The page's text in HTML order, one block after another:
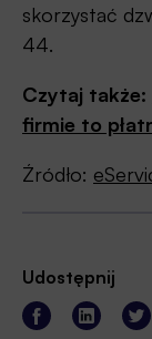
skorzystać
44.
Czytaj także:
firmie to
Źródło:
Udostępnij